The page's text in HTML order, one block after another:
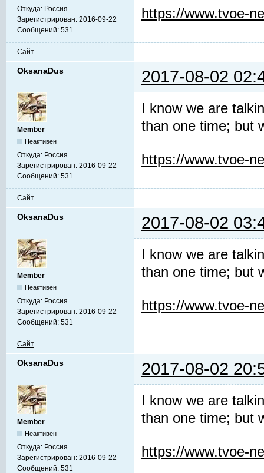
Откуда: Россия
Зарегистрирован: 2016-09-22
Сообщений: 531
https://www.tvoe-
Сайт
OksanaDus 2017-08-02
Member
Неактивен
Откуда: Россия
Зарегистрирован: 2016-09-22
Сообщений: 531
I know we are
than one time; but
https://www.tvoe-
Сайт
OksanaDus 2017-08-02
Member
Неактивен
Откуда: Россия
Зарегистрирован: 2016-09-22
Сообщений: 531
I know we are
than one time; but
https://www.tvoe-
Сайт
OksanaDus 2017-08-02
Member
Неактивен
Откуда: Россия
Зарегистрирован: 2016-09-22
Сообщений: 531
I know we are
than one time; but
https://www.tvoe-